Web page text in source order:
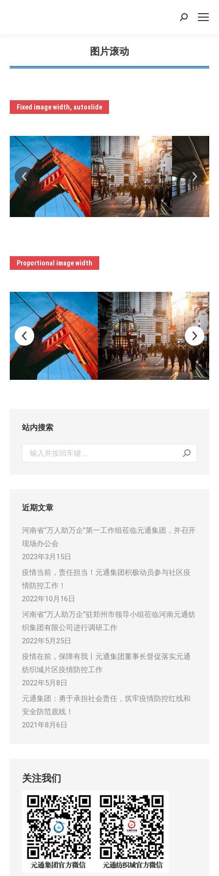
搜
图片滚动
您在这里：
Fixed image width, autoslide
Proportional image width
站内搜索
索：
近期文章
河南省“万人助万企”第一工作组莅临元通集团，并召开
现场办公会
2023年3月15日
疫情当前，责任担当！元通集团积极动员参与社区疫
情防控工作！
2022年10月16日
河南省“万人助万企”驻郑州市领导小组莅临河南元通纺
织集团有限公司进行调研工作
2022年5月25日
疫情在前，保障有我丨元通集团董事长督促落实元通
纺织城片区疫情防控工作
2022年5月8日
元通集团：勇于承担社会责任，筑牢疫情防控红线和
安全防范底线！
2021年8月6日
关注我们